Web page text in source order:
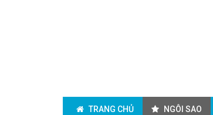
TRANG CHỦ NGÔI SAO